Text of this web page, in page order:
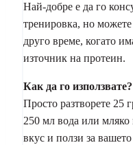
Най-добре е да го
тренировка, но
друго време, когато
източник на протеин.
Как да го използвате?
Просто разтворете 25
250 мл вода или мляко
вкус и ползи за вашето